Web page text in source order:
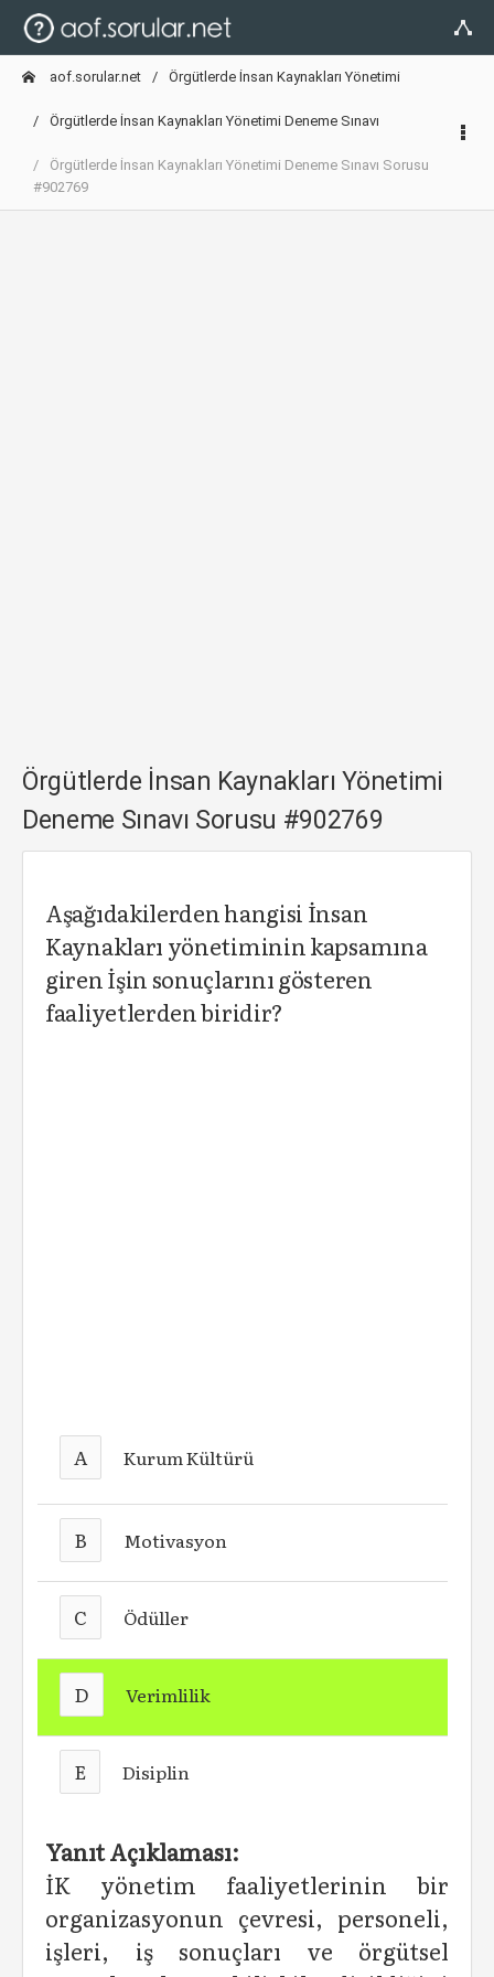
aof.sorular.net Örgütlerde İnsan Kaynakları Yönetimi
Örgütlerde İnsan Kaynakları Yönetimi Deneme Sınavı
Örgütlerde İnsan Kaynakları Yönetimi Deneme Sınavı Sorusu
#902769
Örgütlerde İnsan Kaynakları Yönetimi
Deneme Sınavı Sorusu #902769
Aşağıdakilerden hangisi İnsan
Kaynakları yönetiminin kapsamına
giren İşin sonuçlarını gösteren
faaliyetlerden biridir?
A Kurum Kültürü
B Motivasyon
C Ödüller
D Verimlilik
E Disiplin
Yanıt Açıklaması:
İK yönetim faaliyetlerinin bir
organizasyonun çevresi, personeli,
işleri, iş sonuçları ve örgütsel